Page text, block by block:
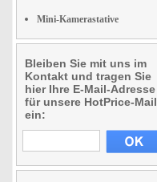
Mini-Kamerastative
Bleiben Sie mit uns im
Kontakt und tragen Sie
hier Ihre E-Mail-Adresse
für unsere HotPrice-Mail
ein: